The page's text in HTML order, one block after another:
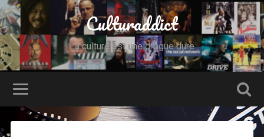
Culturaddict
La culture est une drogue dure